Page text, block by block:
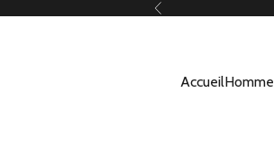
Précédent
AccueilHomme